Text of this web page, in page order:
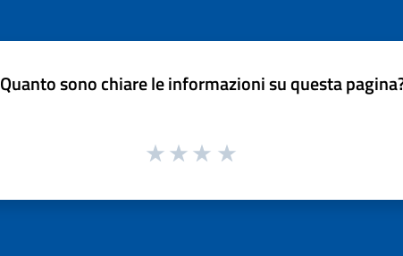
Quanto sono chiare le informazioni su questa